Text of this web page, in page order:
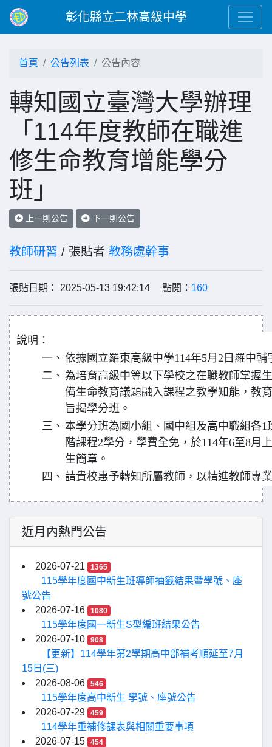
彰化縣立二林高級中學
首頁 公告列表 公告內容
轉知國立臺灣大學辦理
「114年度教師在職進
修生命教育增能學分
班」
上一則公告 下一則公告
教師研習 / 張貼者 教務處幹事
張貼日期： 2025-05-13 19:42:14 點閱： 160
說明：
一、 依據國立羅東高級中學114年5月2日羅中輔
二、 為培育高級中等以下學校之在職教師掌握
備生命教育議題融入課程之教學知能，教
旨揭學分班。
三、 本學分班為國小組、國中組及高中職組各
階課程2學分，學費全免，於114年6至8月
生簡章。
四、 請貴校惠予轉知所屬教師，以精進教師專
近月內熱門公告
2026-07-21 1365
115學年度國中新生班導師抽籤結果暨學號、座
號公告
2026-07-16
1080
115學年度國一新生S型編班結果公告
2026-07-10
908
【更新】114學年第2學期高中部補考順延至7月
15日(三)
2026-08-06
546
115學年度高中新生 學號、座號公告
2026-07-29
459
114學年重補修課表與相關重要事項
2026-07-15
454